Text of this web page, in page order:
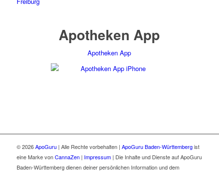
Apotheken App
Apotheken App
© 2026ApoGuru| Alle Rechte vorbehalten | ApoGuru Baden-Württembergist
eine Marke vonCannaZen| Impressum| Die Inhalte und Dienste auf ApoGuru
Baden-Württemberg dienen deiner persönlichen Information und dem